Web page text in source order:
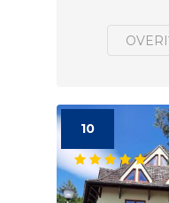
10